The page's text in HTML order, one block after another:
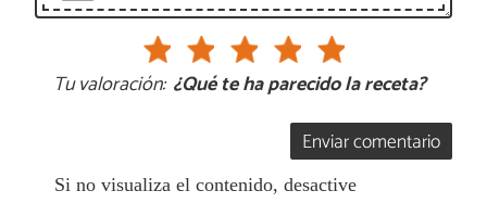
Tu valoración: ¿Qué te ha parecido la receta?
Enviar comentario
Si no visualiza el contenido, desactive